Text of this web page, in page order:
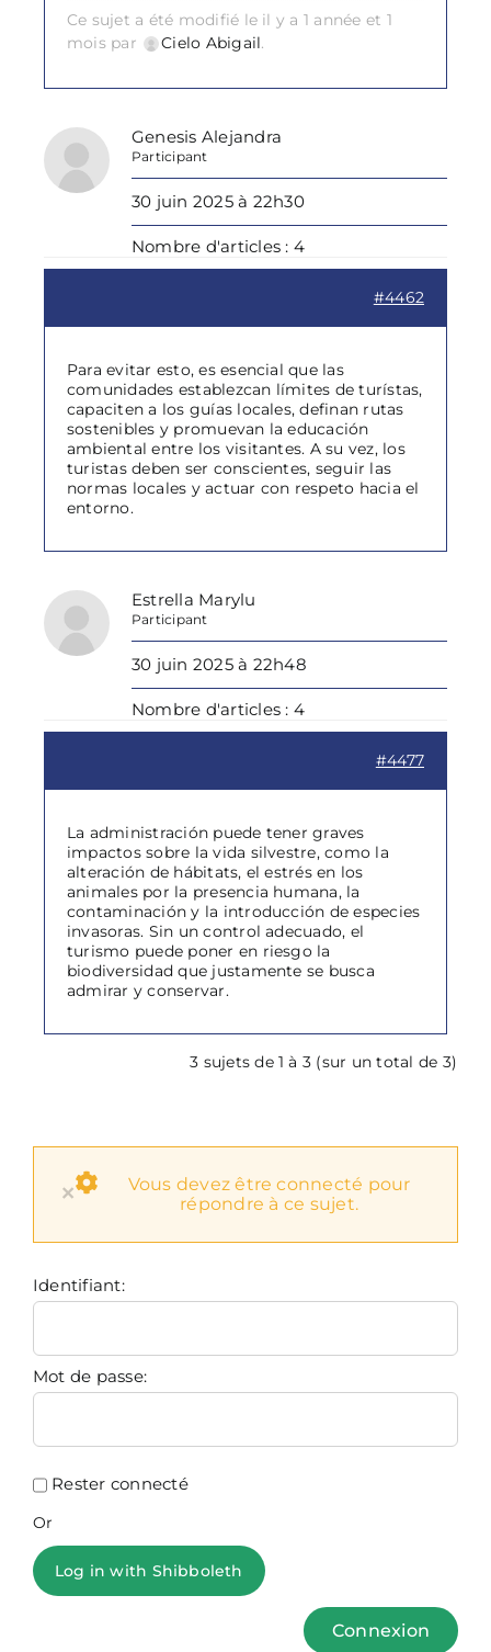
Ce sujet a été modifié le il y a 1 année et 1
mois par
Cielo Abigail.
Genesis Alejandra
Participant
30 juin 2025 à 22h30
Nombre d'articles : 4
#4462
Para evitar esto, es esencial que las
comunidades establezcan límites de turístas,
capaciten a los guías locales, definan rutas
sostenibles y promuevan la educación
ambiental entre los visitantes. A su vez, los
turistas deben ser conscientes, seguir las
normas locales y actuar con respeto hacia el
entorno.
Estrella Marylu
Participant
30 juin 2025 à 22h48
Nombre d'articles : 4
#4477
La administración puede tener graves
impactos sobre la vida silvestre, como la
alteración de hábitats, el estrés en los
animales por la presencia humana, la
contaminación y la introducción de especies
invasoras. Sin un control adecuado, el
turismo puede poner en riesgo la
biodiversidad que justamente se busca
admirar y conservar.
3 sujets de 1 à 3 (sur un total de 3)
×
Vous devez être connecté pour
répondre à ce sujet.
Identifiant:
Mot de passe:
Rester connecté
Or
Log in with Shibboleth
Connexion